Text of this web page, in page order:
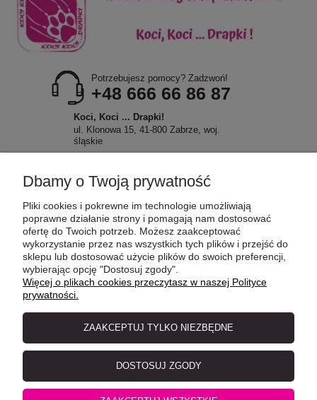
Potrzebujesz pomocy? Zadzwoń!
+48 666 66 86 87
Koci, Koci ... Drapki!
ul. Klonowa 15, 41-800 Zabrze, woj.
śląskie
POMOC
MOJE KONTO
PŁATNOŚCI I DOSTAWA
INFORMACJE
Dbamy o Twoją prywatność
Pliki cookies i pokrewne im technologie umożliwiają
poprawne działanie strony i pomagają nam dostosować
ofertę do Twoich potrzeb. Możesz zaakceptować
wykorzystanie przez nas wszystkich tych plików i przejść do
sklepu lub dostosować użycie plików do swoich preferencji,
wybierając opcję "Dostosuj zgody".
Więcej o plikach cookies przeczytasz w naszej Polityce
prywatności.
ZAAKCEPTUJ TYLKO NIEZBĘDNE
DOSTOSUJ ZGODY